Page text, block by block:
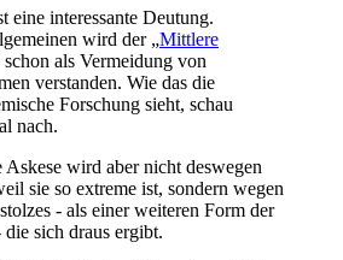
eine interessante Deutung.
wird der „Mittlere
schon als Vermeidung von
verstanden. Wie das die
Forschung sieht, schau
nach.
Askese wird aber nicht deswegen
sie so extreme ist, sondern wegen
- als einer weiteren Form der
sich draus ergibt.